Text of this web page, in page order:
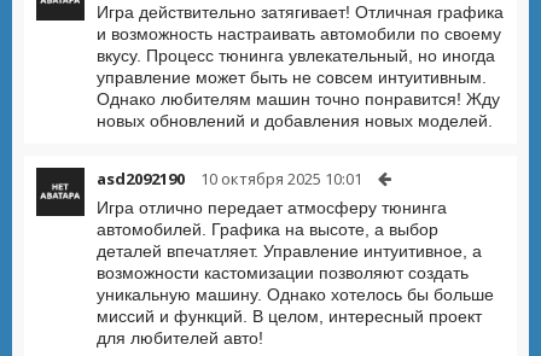
Игра действительно затягивает! Отличная графика
и возможность настраивать автомобили по своему
вкусу. Процесс тюнинга увлекательный, но иногда
управление может быть не совсем интуитивным.
Однако любителям машин точно понравится! Жду
новых обновлений и добавления новых моделей.
asd2092190 10 октября 2025 10:01
Игра отлично передает атмосферу тюнинга
автомобилей. Графика на высоте, а выбор
деталей впечатляет. Управление интуитивное, а
возможности кастомизации позволяют создать
уникальную машину. Однако хотелось бы больше
миссий и функций. В целом, интересный проект
для любителей авто!